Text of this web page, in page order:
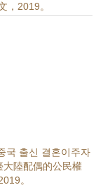
，2019。
국 출신 결혼이주자
大陸配偶的公民權
。